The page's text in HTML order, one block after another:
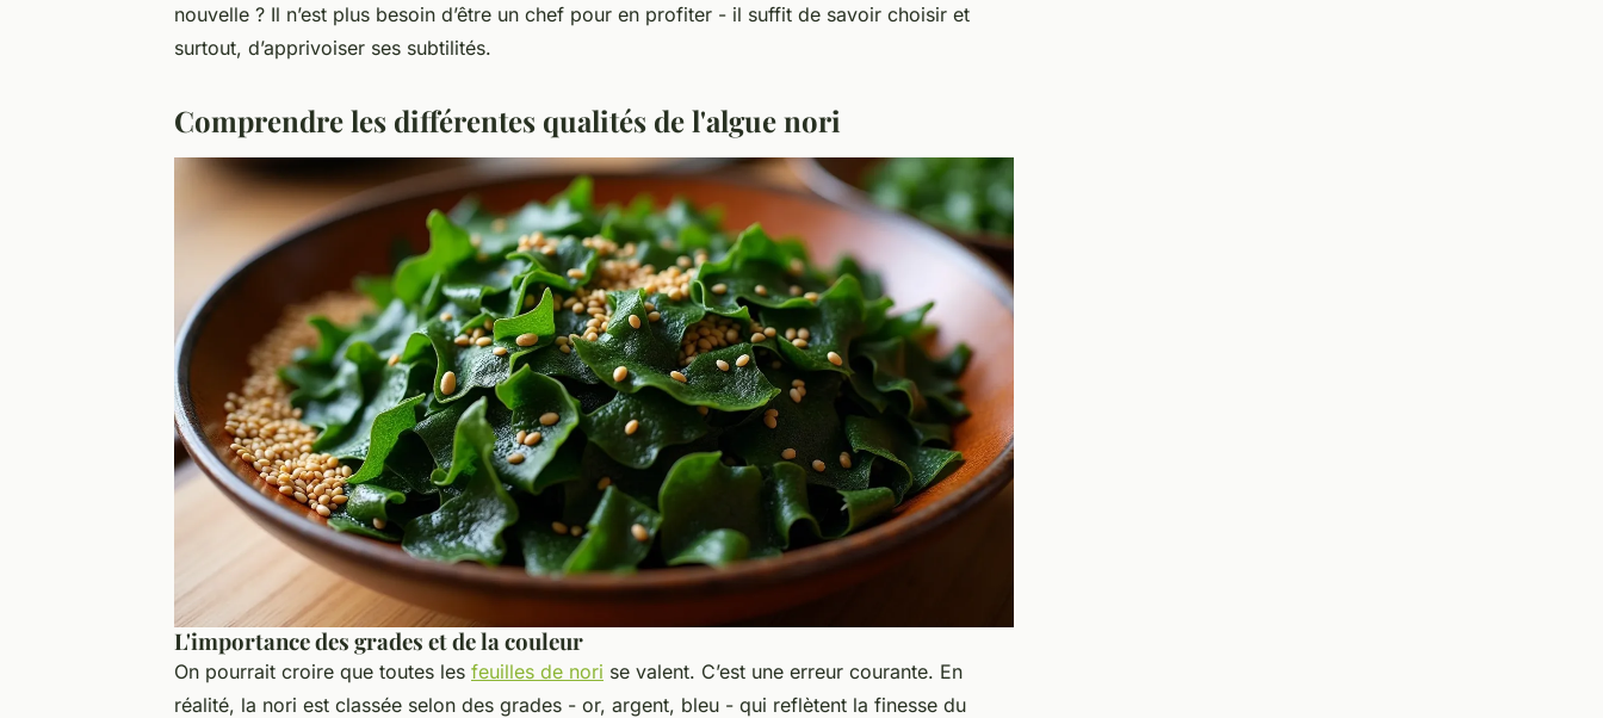
nouvelle ? Il n’est plus besoin d’être un chef pour en profiter - il suffit de savoir choisir et
surtout, d’apprivoiser ses subtilités.
Comprendre les différentes qualités de l'algue nori
L'importance des grades et de la couleur
On pourrait croire que toutes les feuilles de nori se valent. C’est une erreur courante. En
réalité, la nori est classée selon des grades - or, argent, bleu - qui reflètent la finesse du